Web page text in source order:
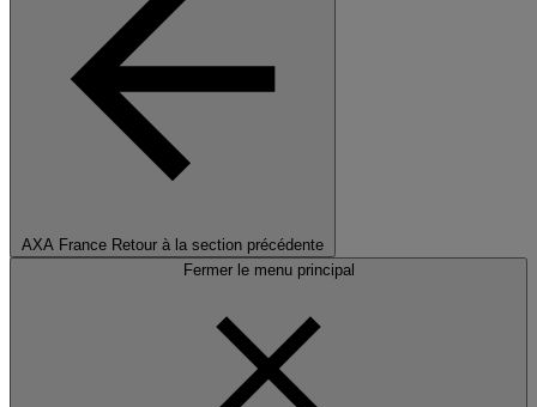
AXA France Retour à la section précédente
Fermer le menu principal